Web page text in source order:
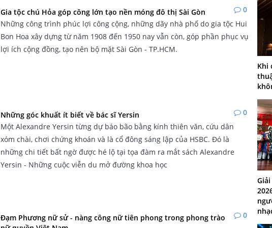
0
Gia tộc chú Hỏa góp công lớn tạo nền móng đô thị Sài Gòn
Những công trình phúc lợi công cộng, những dãy nhà phố do gia tộc Hui
Bon Hoa xây dựng từ năm 1908 đến 1950 nay vẫn còn, góp phần phục vụ
lợi ích cộng đồng, tạo nên bộ mặt Sài Gòn - TP.HCM.
0
Những góc khuất ít biết về bác sĩ Yersin
Một Alexandre Yersin từng dự báo bão bằng kính thiên văn, cứu dân
xóm chài, chơi chứng khoán và là cổ đông sáng lập của HSBC. Đó là
những chi tiết bất ngờ được hé lộ tại tọa đàm ra mắt sách Alexandre
Yersin - Những cuộc viễn du mở đường khoa học
0
Đạm Phương nữ sử - nàng công nữ tiên phong trong phong trào
Khi